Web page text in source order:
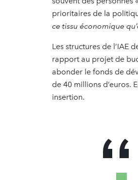
prioritaires de la
ce tissu économique
Les structures de l’IAE
rapport au projet de
abonder le fonds de
de 40 millions d’euros.
insertion.